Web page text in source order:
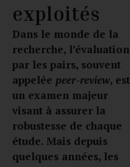
exploités
Dans le monde de la
recherche, l’évaluation
par les pairs, souvent
appelée peer-review, est
un examen majeur
visant à assurer la
robustesse de chaque
étude. Mais depuis
quelques années, les